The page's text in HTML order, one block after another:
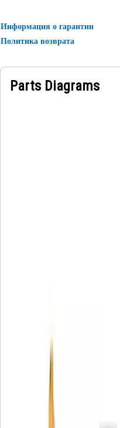
Информация о гарантии
Политика возврата
Parts Diagrams